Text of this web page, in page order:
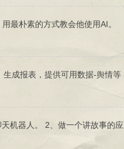
最朴素的方式教会他使用AI。
成报表，提供可用数据-舆情等
机器人。 2、做一个讲故事的